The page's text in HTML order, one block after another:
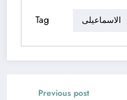
Tag الاسماعيلى
Previous post